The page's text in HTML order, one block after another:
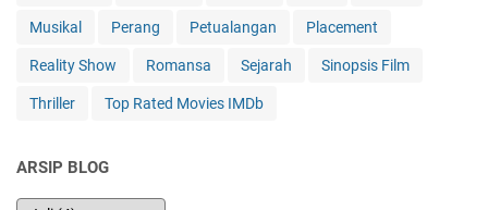
Musikal Perang Petualangan Placement
Reality Show Romansa Sejarah Sinopsis Film
Thriller Top Rated Movies IMDb
ARSIP BLOG